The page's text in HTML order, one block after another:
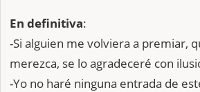
En definitiva:
-Si alguien me volviera a premiar,
merezca, se lo agradeceré con
-Yo no haré ninguna entrada de